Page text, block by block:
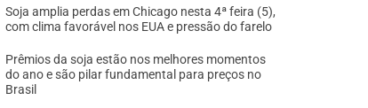
Soja amplia perdas em Chicago nesta 4ª feira (5),
com clima favorável nos EUA e pressão do farelo
Prêmios da soja estão nos melhores momentos
do ano e são pilar fundamental para preços no
Brasil